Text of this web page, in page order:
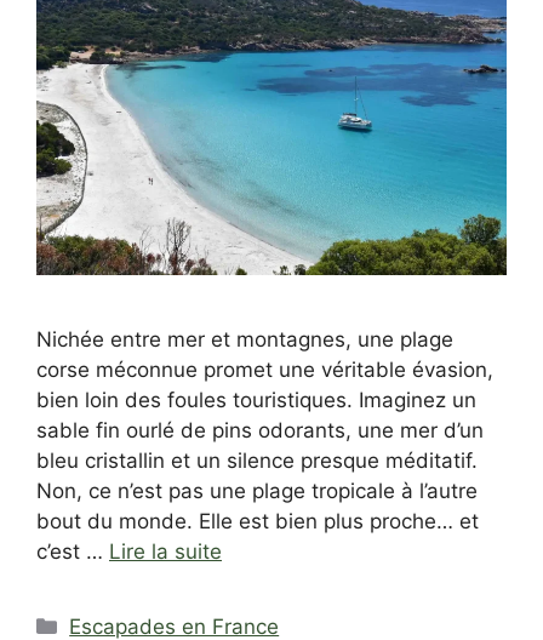
Nichée entre mer et montagnes, une plage
corse méconnue promet une véritable évasion,
bien loin des foules touristiques. Imaginez un
sable fin ourlé de pins odorants, une mer d’un
bleu cristallin et un silence presque méditatif.
Non, ce n’est pas une plage tropicale à l’autre
bout du monde. Elle est bien plus proche… et
c’est … Lire la suite
Catégories
Escapades en France